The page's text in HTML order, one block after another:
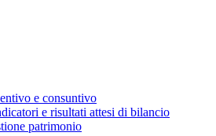
e consuntivo
e risultati attesi di bilancio
patrimonio